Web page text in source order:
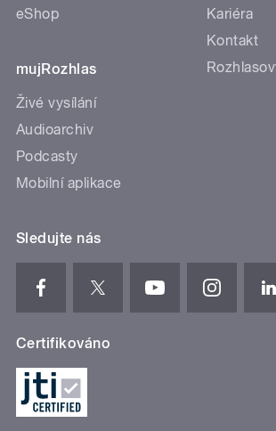
eShop
mujRozhlas
Živé vysílání
Audioarchiv
Podcasty
Mobilní aplikace
Kariéra
Kontakt
Sledujte nás
Certifikováno